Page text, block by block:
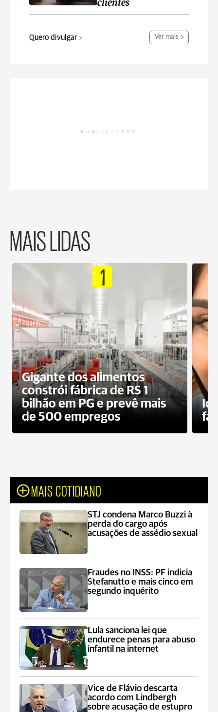
clientes
Quero divulgar Ver mais
PUBLICIDADE
MAIS LIDAS
1
Gigante dos alimentos
constrói fábrica de RS 1
bilhão em PG e prevê mais
de 500 empregos
MAIS COTIDIANO
STJ condena Marco Buzzi à
perda do cargo após
acusações de assédio sexual
Fraudes no INSS: PF indicia
Stefanutto e mais cinco em
segundo inquérito
Lula sanciona lei que
endurece penas para abuso
infantil na internet
Vice de Flávio descarta
acordo com Lindbergh
sobre acusação de estupro